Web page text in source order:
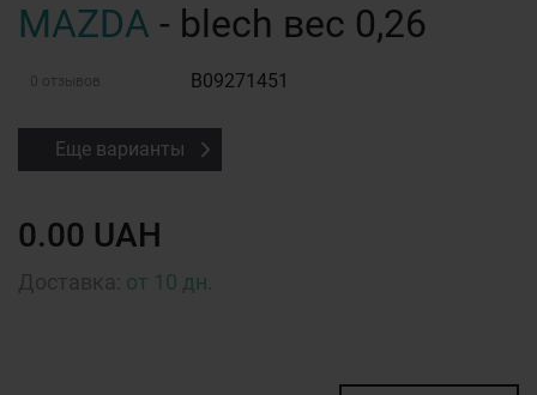
MAZDA - blech вес 0,26
0 отзывов B09271451
Еще варианты
0.00 UAH
от 10 дн.